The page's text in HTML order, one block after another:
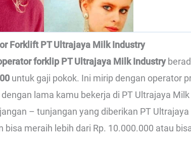
Forklift PT Ultrajaya Milk Industry
forklip PT Ultrajaya Milk Industry
untuk gaji pokok. Ini mirip dengan operator
lama kamu bekerja di PT Ultrajaya
– tunjangan yang diberikan PT
bisa meraih lebih dari Rp. 10.000.000 atau